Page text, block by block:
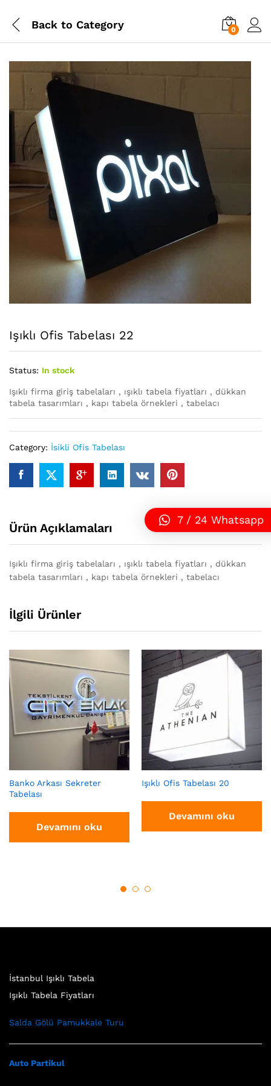
Back to Category 0
Işıklı Ofis Tabelası 22
Status: In stock
Işıklı firma giriş tabelaları , ışıklı tabela fiyatları , dükkan
tabela tasarımları , kapı tabela örnekleri , tabelacı
Category: İsikli Ofis Tabelası
Ürün Açıklamaları
Işıklı firma giriş tabelaları , ışıklı tabela fiyatları , dükkan
tabela tasarımları , kapı tabela örnekleri , tabelacı
İlgili Ürünler
Banko Arkası Sekreter
Tabelası
Devamını oku
Işıklı Ofis Tabelası 20
Devamını oku
İstanbul Işıklı Tabela
Işıklı Tabela Fiyatları
Salda Gölü Pamukkale Turu
Auto Partikul
7 / 24 Whatsapp